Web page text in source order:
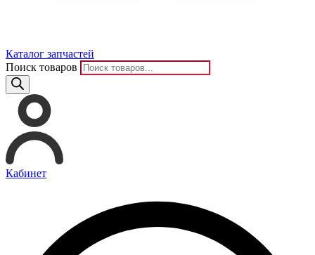
Каталог запчастей
Поиск товаров
Кабинет